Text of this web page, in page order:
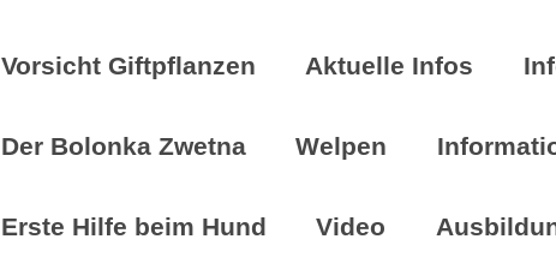
Vorsicht Giftpflanzen Aktuelle Infos
Der Bolonka Zwetna Welpen
Erste Hilfe beim Hund Video